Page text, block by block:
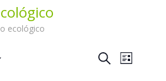
ecológico
Eventos
PesquisarEvento
Views
List